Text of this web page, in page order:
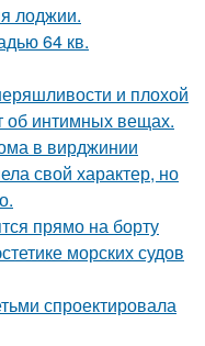
лоджии.
64 кв.
и плохой
об интимных вещах.
в вирджинии
свой характер, но
прямо на борту
морских судов
спроектировала